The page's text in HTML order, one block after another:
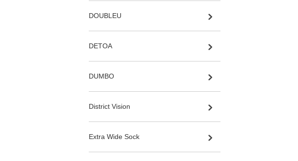
DOUBLEU
DETOA
DUMBO
District Vision
Extra Wide Sock